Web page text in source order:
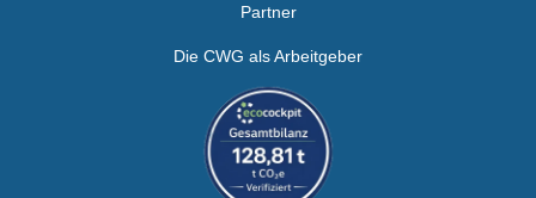
Partner
Die CWG als Arbeitgeber